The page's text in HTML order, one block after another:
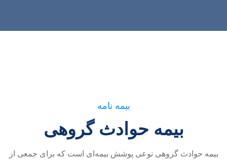
بیمه نامه
بیمه حوادث گروهی
بیمه حوادث گروهی نوعی پوشش بیمه‌ای است که برای جمعی از